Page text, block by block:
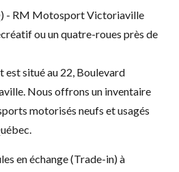
- RM Motosport Victoriaville
ou un quatre-roues près de
situé au 22, Boulevard
Nous offrons un inventaire
motorisés neufs et usagés
en échange (Trade-in) à